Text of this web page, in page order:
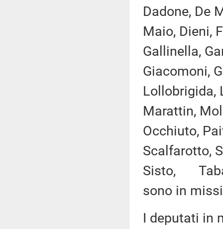
Dadone, De
Maio, Dieni,
Gallinella,
Giacomoni,
Lollobrigida,
Marattin,
Occhiuto,
Scalfarotto,
Sisto,
sono in
I deputati in